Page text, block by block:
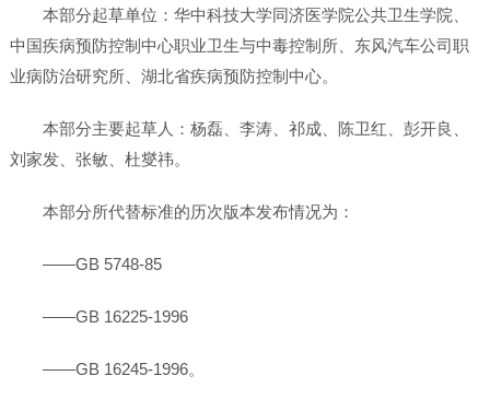
本部分起草单位：华中科技大学同济医学院公共卫生学院、
中国疾病预防控制中心职业卫生与中毒控制所、东风汽车公司职
业病防治研究所、湖北省疾病预防控制中心。
本部分主要起草人：杨磊、李涛、祁成、陈卫红、彭开良、
刘家发、张敏、杜燮祎。
本部分所代替标准的历次版本发布情况为：
——GB 5748-85
——GB 16225-1996
——GB 16245-1996。